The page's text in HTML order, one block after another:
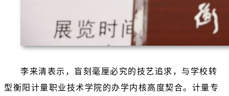
李来清表示，盲刻毫厘必究的技艺追求，与学校转
型衡阳计量职业技术学院的办学内核高度契合。计量专